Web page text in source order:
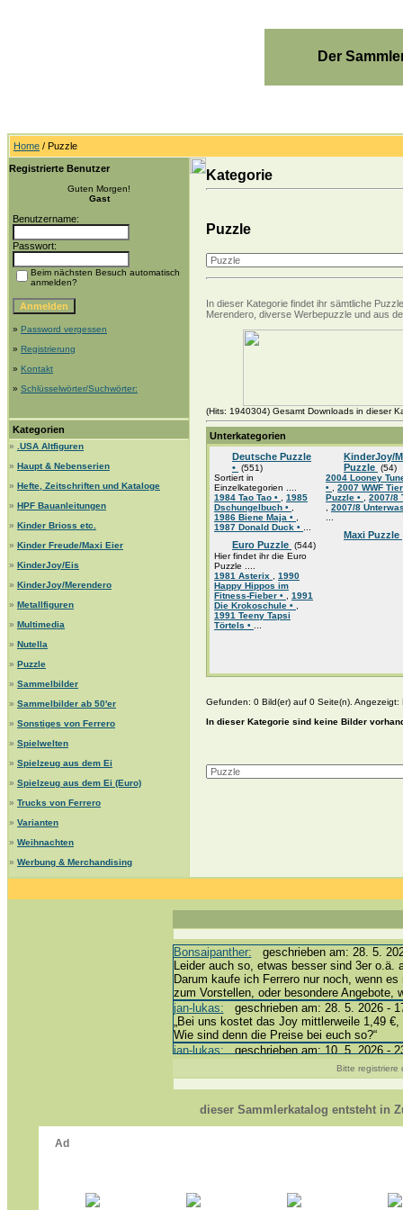
Der
Home / Puzzle
Registrierte Benutzer
Guten Morgen!
Gast
Benutzername:
Passwort:
Beim nächsten Besuch automatisch
anmelden?
» Password vergessen
» Registrierung
» Kontakt
» Schlüsselwörter/Suchwörter:
Kategorien
»
.USA Altfiguren
» Haupt & Nebenserien
» Hefte, Zeitschriften und Kataloge
» HPF Bauanleitungen
» Kinder Brioss etc.
» Kinder Freude/Maxi Eier
» KinderJoy/Eis
» KinderJoy/Merendero
» Metallfiguren
» Multimedia
» Nutella
» Puzzle
» Sammelbilder
» Sammelbilder ab 50'er
» Sonstiges von Ferrero
» Spielwelten
» Spielzeug aus dem Ei
» Spielzeug aus dem Ei (Euro)
» Trucks von Ferrero
» Varianten
» Weihnachten
» Werbung & Merchandising
Kategorie
Puzzle
In dieser Kategorie findet ihr sämtliche
Merendero, diverse Werbepuzzle und aus
(Hits: 1940304) Gesamt Downloads in dieser
Unterkategorien
Deutsche Puzzle
• (551)
Sortiert in
Einzelkategorien ....
1984 Tao Tao •
1985
Dschungelbuch •
1986 Biene Maja •
1987 Donald Duck •
Euro Puzzle (544)
Hier findet ihr die Euro
Puzzle ....
1981 Asterix
1990
Happy Hippos im
Fitness-Fieber •
1991
Die Krokoschule •
1991 Teeny Tapsi
Törtels •
KinderJoy/
Puzzle (54)
2004 Looney
•
2007 WWF
Puzzle •
2007/8
2007/8
Maxi Puzzle
Gefunden: 0 Bild(er) auf 0 Seite(n). Angezeigt:
In dieser Kategorie sind keine Bilder
Bonsaipanther: geschrieben am: 28. 5.
Leider auch so, etwas besser sind 3er o.ä.
Darum kaufe ich Ferrero nur noch, wenn
zum Vorstellen, oder besondere Angebote,
jan-lukas: geschrieben am: 28. 5. 2026 -
„Bei uns kostet das Joy mittlerweile 1,49
Wie sind denn die Preise bei euch so?“
jan-lukas:geschrieben am: 10. 5. 2026 -
Bonsaipanther:geschrieben am: 10. 5.
@ Harald
https://www.ue-ei-portal-
Dein Enkel sollte zur Strafe die nächsten
jan-lukas:
geschrieben am: 29. 4. 2026 -
https://www.ferrero-
Bitte registriere
dieser Sammlerkatalog entsteht in